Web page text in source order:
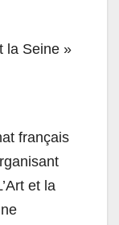
la Seine »
français
et la